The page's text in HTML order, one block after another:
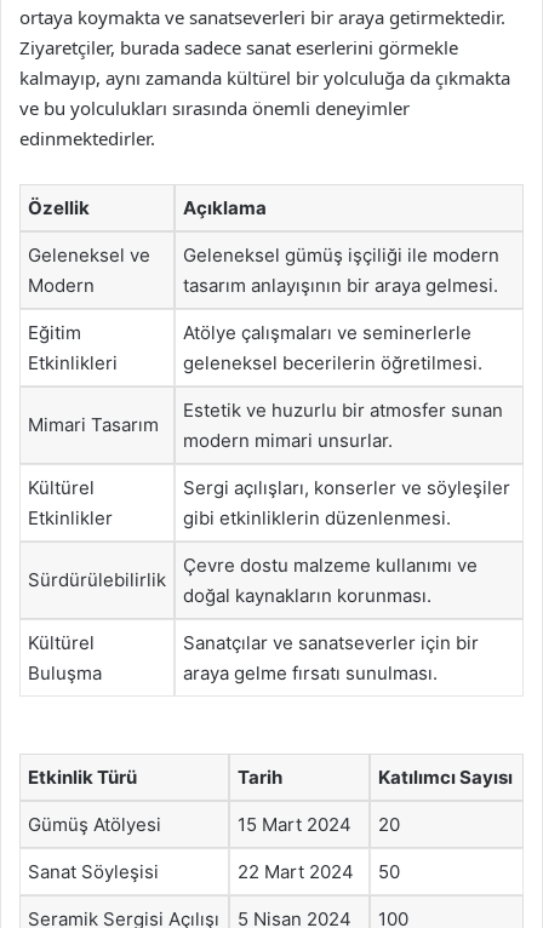
ortaya koymakta ve sanatseverleri bir araya getirmektedir.
Ziyaretçiler, burada sadece sanat eserlerini görmekle
kalmayıp, aynı zamanda kültürel bir yolculuğa da çıkmakta
ve bu yolculukları sırasında önemli deneyimler
edinmektedirler.
Özellik Açıklama
Geleneksel ve
Modern
Geleneksel gümüş işçiliği ile modern
tasarım anlayışının bir araya gelmesi.
Eğitim
Etkinlikleri
Atölye çalışmaları ve seminerlerle
geleneksel becerilerin öğretilmesi.
Mimari Tasarım
Estetik ve huzurlu bir atmosfer sunan
modern mimari unsurlar.
Kültürel
Etkinlikler
Sergi açılışları, konserler ve söyleşiler
gibi etkinliklerin düzenlenmesi.
Sürdürülebilirlik
Çevre dostu malzeme kullanımı ve
doğal kaynakların korunması.
Kültürel
Buluşma
Sanatçılar ve sanatseverler için bir
araya gelme fırsatı sunulması.
Etkinlik Türü Tarih Katılımcı Sayısı
Gümüş Atölyesi 15 Mart 2024 20
Sanat Söyleşisi 22 Mart 2024 50
Seramik Sergisi Açılışı 5 Nisan 2024 100